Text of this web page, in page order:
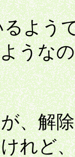
よう
うな
、解
れど、